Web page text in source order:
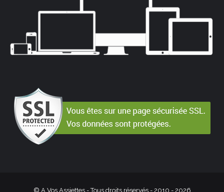
© A Vos Assiettes - Tous droits réservés - 2010 - 2026